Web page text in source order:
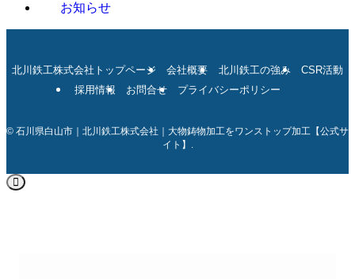
お知らせ
北川鉄工株式会社トップページ 会社概要 北川鉄工の強み
CSR活動
採用情報
お問合せ プライバシーポリシー
© 石川県白山市｜北川鉄工株式会社｜大物鋳物加工をワンストップ加工【公式サ
イト】.